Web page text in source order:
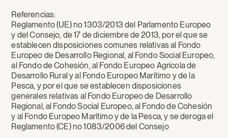
Referencias:
Reglamento (UE) no 1303/2013 del Parlamento Europeo
y del Consejo, de 17 de diciembre de 2013, por el que se
establecen disposiciones comunes relativas al Fondo
Europeo de Desarrollo Regional, al Fondo Social Europeo,
al Fondo de Cohesión, al Fondo Europeo Agrícola de
Desarrollo Rural y al Fondo Europeo Marítimo y de la
Pesca, y por el que se establecen disposiciones
generales relativas al Fondo Europeo de Desarrollo
Regional, al Fondo Social Europeo, al Fondo de Cohesión
y al Fondo Europeo Marítimo y de la Pesca, y se deroga el
Reglamento (CE) no 1083/2006 del Consejo